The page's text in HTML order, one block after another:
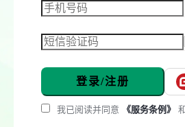
登录/注册
我已阅读并同意 《服务条例》